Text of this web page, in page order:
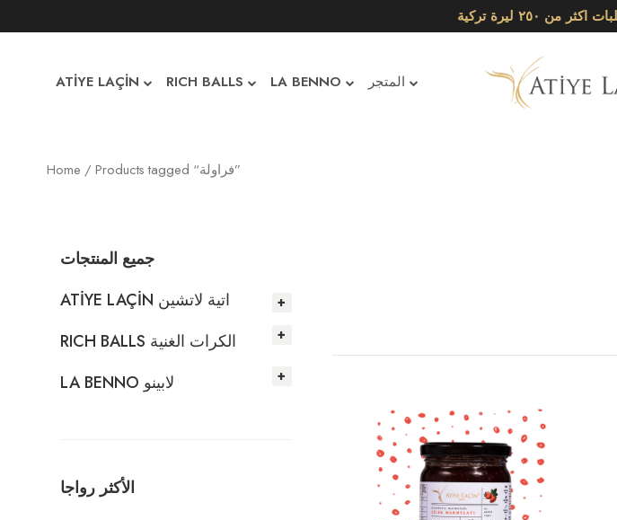
٢٥٠ ليرة تركية
ATİYE LAÇİN RICH BALLS LA BENNO المتجر
Home / Products tagged “فراولة”
جميع المنتجات
ATİYE LAÇİN اتية لاتشين
RICH BALLS الكرات الغنية
LA BENNO لابينو
الأكثر رواجا